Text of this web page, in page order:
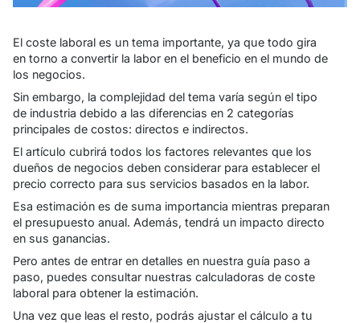
El coste laboral es un tema importante, ya que todo gira
en torno a convertir la labor en el beneficio en el mundo de
los negocios.
Sin embargo, la complejidad del tema varía según el tipo
de industria debido a las diferencias en 2 categorías
principales de costos: directos e indirectos.
El artículo cubrirá todos los factores relevantes que los
dueños de negocios deben considerar para establecer el
precio correcto para sus servicios basados en la labor.
Esa estimación es de suma importancia mientras preparan
el presupuesto anual. Además, tendrá un impacto directo
en sus ganancias.
Pero antes de entrar en detalles en nuestra guía paso a
paso, puedes consultar nuestras calculadoras de coste
laboral para obtener la estimación.
Una vez que leas el resto, podrás ajustar el cálculo a tu